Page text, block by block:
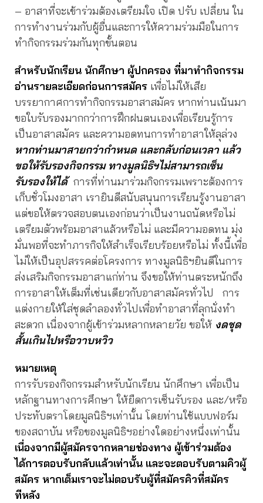
– อาสาที่จะเข้าร่วมต้องเตรียมใจ เปิด ปรับ เปลี่ยน ใน
การทำงานร่วมกับผู้อื่นและการให้ความร่วมมือในการ
ทำกิจกรรมร่วมกันทุกขั้นตอน
สำหรับนักเรียน นักศึกษา ผู้ปกครอง ที่มาทำกิจกรรม
อ่านรายละเอียดก่อนการสมัคร เพื่อไม่ให้เสีย
บรรยากาศการทำกิจกรรมอาสาสมัคร หากท่านเน้นมา
ขอใบรับรองมากกว่าการฝึกฝนตนเองเพื่อเรียนรู้การ
เป็นอาสาสมัคร และความอดทนการทำอาสาให้ลุล่วง
หากท่านมาสายกว่ากำหนด และกลับก่อนเวลา แล้ว
ขอให้รับรองกิจกรรม ทางมูลนิธิฯไม่สามารถเซ็น
รับรองให้ได้ การที่ท่านมาร่วมกิจกรรมเพราะต้องการ
เก็บชั่วโมงอาสา เรายินดีสนับสนุนการเรียนรู้งานอาสา
แต่ขอให้ตรวจสอบตนเองก่อนว่าเป็นงานถนัดหรือไม่
เตรียมตัวพร้อมอาสาแล้วหรือไม่ และมีความอดทน มุ่ง
มั่นพอที่จะทำภารกิจให้สำเร็จเรียบร้อยหรือไม่ ทั้งนี้เพื่อ
ไม่ให้เป็นอุปสรรคต่อโครงการ ทางมูลนิธิฯยินดีในการ
ส่งเสริมกิจกรรมอาสาแก่ท่าน จึงขอให้ท่านตระหนักถึง
การอาสาให้เต็มที่เช่นเดียวกับอาสาสมัครทั่วไป การ
แต่งกายให้ใส่ชุดลำลองทั่วไปเพื่อทำอาสาที่ลุกนั่งทำ
สะดวก เนื่องจากผู้เข้าร่วมหลากหลายวัย ขอให้ งดชุด
สั้นเกินไปหรือวาบหวิว
หมายเหตุ
การรับรองกิจกรรมสำหรับนักเรียน นักศึกษา เพื่อเป็น
หลักฐานทางการศึกษา ให้ยืดการเซ็นรับรอง และ/หรือ
ประทับตราโดยมูลนิธิฯเท่านั้น โดยท่านใช้แบบฟอร์ม
ของสถาบัน หรือของมูลนิธิฯอย่างใดอย่างหนึ่งเท่านั้น
เนื่องจากมีผู้สมัครจากหลายช่องทาง ผู้เข้าร่วมต้อง
ได้การตอบรับกลับแล้วเท่านั้น และจะตอบรับตามคิวผู้
สมัคร หากเต็มเราจะไม่ตอบรับผู้ที่สมัครคิวที่สมัคร
ทีหลัง